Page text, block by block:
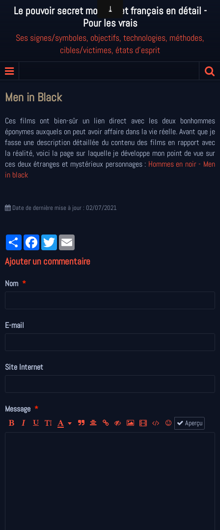
Le pouvoir secret mondial et français en détail -
Pour les vrais
Ses signes/symboles, objectifs, technologies, méthodes,
cibles/victimes, états d'esprit
Men in Black
Ces films ont bien-sûr un lien direct avec les deux bonhommes
éponymes auxquels on peut avoir affaire dans la vie réelle. Avant que je
fasse une description détaillée du contenu des films en rapport avec
la réalité, voici la page sur laquelle je développe mon point de vue sur
ces deux étranges et mystérieux personnages : Hommes en noir - Men
in black
Date de dernière mise à jour : 02/07/2021
PartagerFacebookTwitter
Ajouter un commentaire
Nom
E-mail
Site Internet
Message
Aperçu